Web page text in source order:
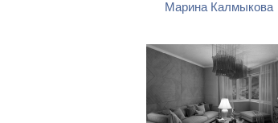
Марина Калмыкова